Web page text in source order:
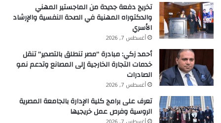
تخريج دفعة جديدة من الماجستير المهني
والدكتوراه المهنية في الصحة النفسية والإرشاد
الأسري
أغسطس 7, 2026
أحمد زكي: مبادرة “مصر تنطلق بالتصدير” تنقل
خدمات التجارة الخارجية إلى المصانع وتدعم نمو
الصادرات
أغسطس 7, 2026
تعرف على برامج كلية الإدارة بالجامعة المصرية
الروسية وفرص عمل خريجيها